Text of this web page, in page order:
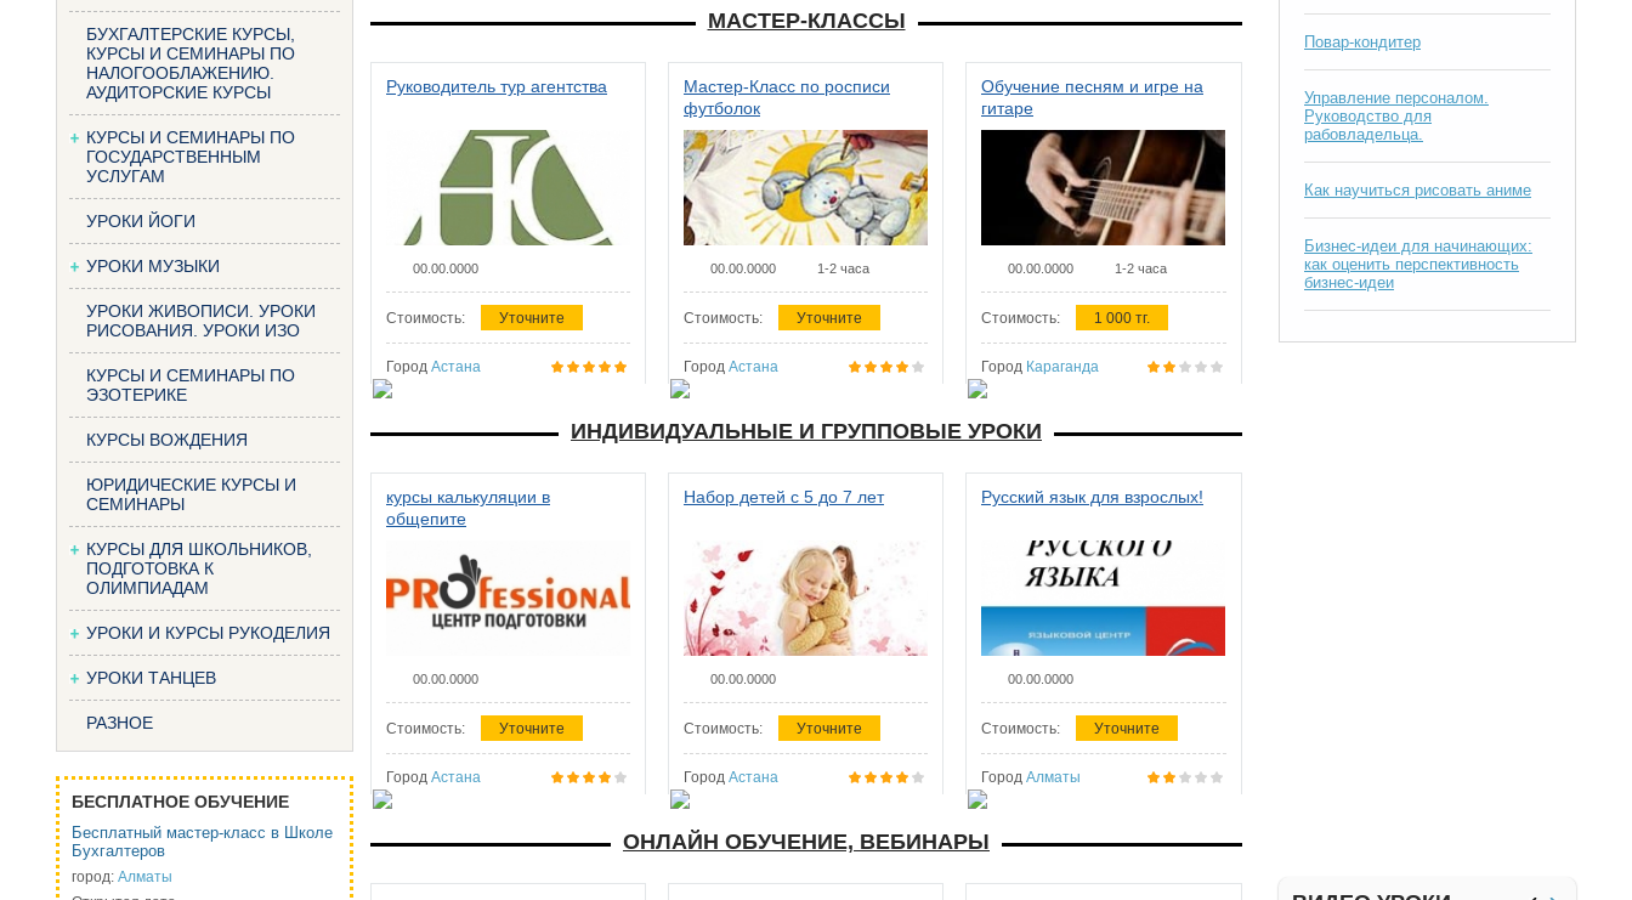
БУХГАЛТЕРСКИЕ КУРСЫ,
КУРСЫ И СЕМИНАРЫ ПО
НАЛОГООБЛАЖЕНИЮ.
АУДИТОРСКИЕ КУРСЫ
КУРСЫ И СЕМИНАРЫ ПО
ГОСУДАРСТВЕННЫМ
УСЛУГАМ
УРОКИ ЙОГИ
УРОКИ МУЗЫКИ
УРОКИ ЖИВОПИСИ. УРОКИ
РИСОВАНИЯ. УРОКИ ИЗО
КУРСЫ И СЕМИНАРЫ ПО
ЭЗОТЕРИКЕ
КУРСЫ ВОЖДЕНИЯ
ЮРИДИЧЕСКИЕ КУРСЫ И
СЕМИНАРЫ
КУРСЫ ДЛЯ ШКОЛЬНИКОВ,
ПОДГОТОВКА К
ОЛИМПИАДАМ
УРОКИ И КУРСЫ РУКОДЕЛИЯ
УРОКИ ТАНЦЕВ
РАЗНОЕ
БЕСПЛАТНОЕ ОБУЧЕНИЕ
Бесплатный мастер-класс в Школе
Бухгалтеров
город: Алматы
МАСТЕР-КЛАССЫ
Руководитель тур агентства
00.00.0000
Стоимость: Уточните
Город Астана
Мастер-Класс по росписи
футболок
00.00.0000 1-2 часа
Стоимость: Уточните
Город Астана
Обучение песням и игре на
гитаре
00.00.0000 1-2 часа
Стоимость: 1 000 тг.
Город Караганда
ИНДИВИДУАЛЬНЫЕ И ГРУППОВЫЕ УРОКИ
курсы калькуляции в
общепите
00.00.0000
Стоимость: Уточните
Город Астана
Набор детей с 5 до 7 лет
00.00.0000
Стоимость: Уточните
Город Астана
Русский язык для взрослых!
00.00.0000
Стоимость: Уточните
Город Алматы
ОНЛАЙН ОБУЧЕНИЕ, ВЕБИНАРЫ
Повар-кондитер
Управление персоналом.
Руководство для
рабовладельца.
Как научиться рисовать аниме
Бизнес-идеи для начинающих:
как оценить перспективность
бизнес-идеи